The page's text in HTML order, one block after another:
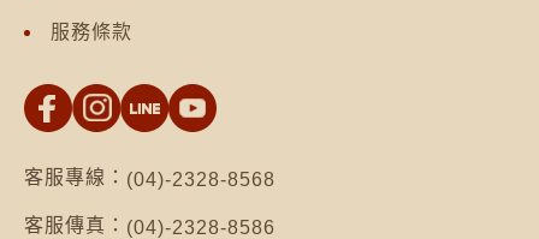
服務條款
客服專線： (04)-2328-8568
客服傳真： (04)-2328-8586